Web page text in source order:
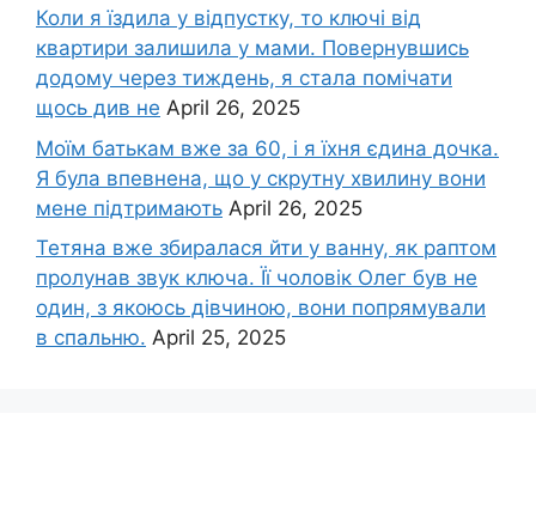
Коли я їздила у відпустку, то ключі від
квартири залишила у мами. Повернувшись
додому через тиждень, я стала помічати
щось див не April 26, 2025
Моїм батькам вже за 60, і я їхня єдина дочка.
Я була впевнена, що у скрутну хвилину вони
мене підтримають April 26, 2025
Тетяна вже збиралася йти у ванну, як раптом
пролунав звук ключа. Її чоловік Олег був не
один, з якоюсь дівчиною, вони попрямували
в спальню. April 25, 2025